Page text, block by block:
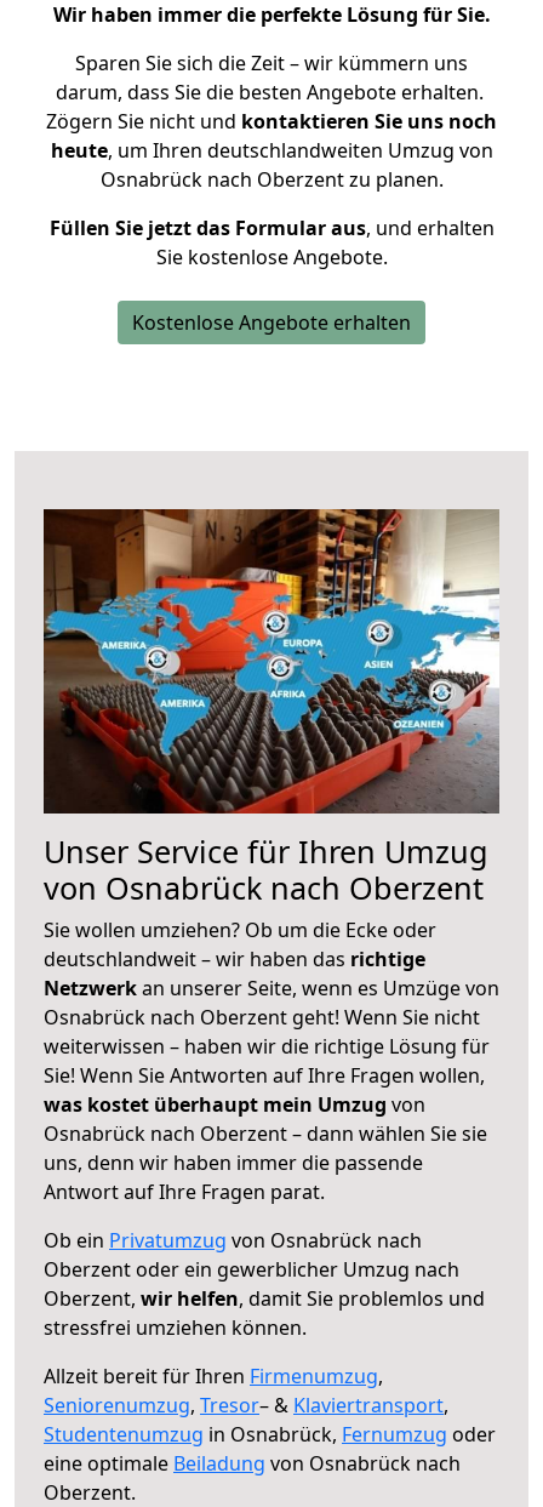
Wir haben immer die perfekte Lösung für Sie.
Sparen Sie sich die Zeit – wir kümmern uns
darum, dass Sie die besten Angebote erhalten.
Zögern Sie nicht und kontaktieren Sie uns noch
heute, um Ihren deutschlandweiten Umzug von
Osnabrück nach Oberzent zu planen.
Füllen Sie jetzt das Formular aus, und erhalten
Sie kostenlose Angebote.
Kostenlose Angebote erhalten
Unser Service für Ihren Umzug
von Osnabrück nach Oberzent
Sie wollen umziehen? Ob um die Ecke oder
deutschlandweit – wir haben das richtige
Netzwerkan unserer Seite, wenn es Umzüge von
Osnabrück nach Oberzent geht! Wenn Sie nicht
weiterwissen – haben wir die richtige Lösung für
Sie! Wenn Sie Antworten auf Ihre Fragen wollen,
was kostet überhaupt mein Umzug von
Osnabrück nach Oberzent – dann wählen Sie sie
uns, denn wir haben immer die passende
Antwort auf Ihre Fragen parat.
Ob ein Privatumzug von Osnabrück nach
Oberzent oder ein gewerblicher Umzug nach
Oberzent, wir helfen, damit Sie problemlos und
stressfrei umziehen können.
Allzeit bereit für Ihren Firmenumzug,
Seniorenumzug, Tresor– & Klaviertransport,
Studentenumzug in Osnabrück, Fernumzug oder
eine optimale Beiladung von Osnabrück nach
Oberzent.